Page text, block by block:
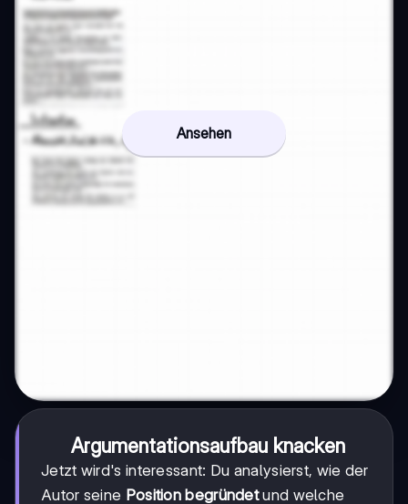
Ansehen
Argumentationsaufbau knacken
Jetzt wird's interessant: Du analysierst, wie der
Autor seine Position begründetund welche